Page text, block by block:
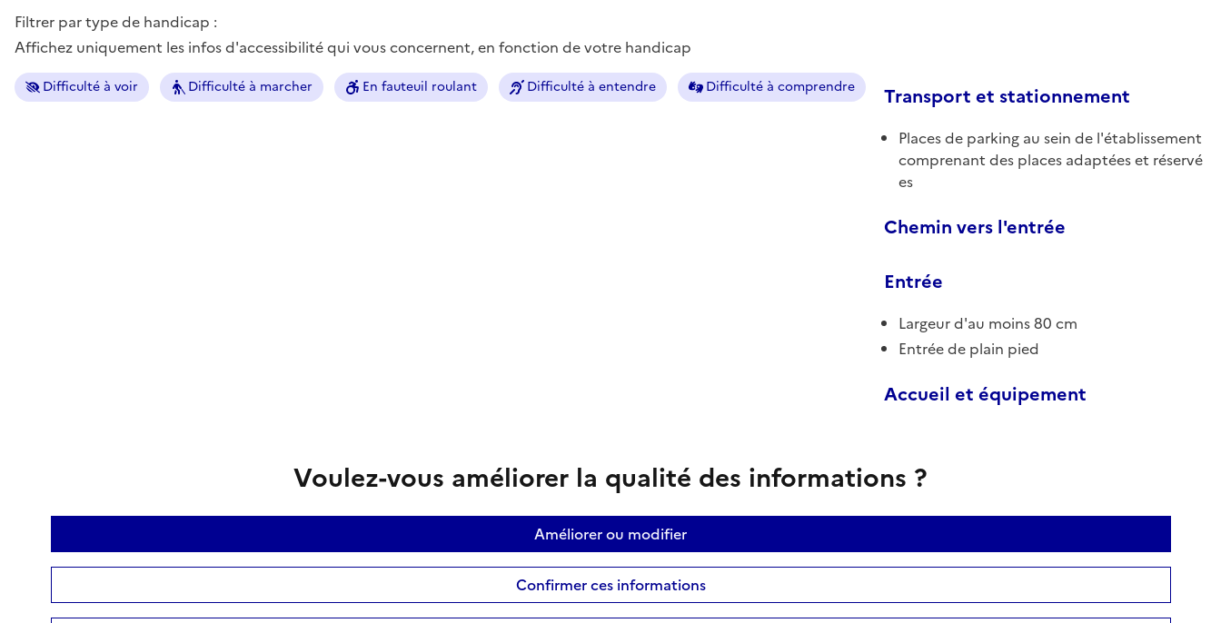
Filtrer par type de handicap :
Affichez uniquement les infos d'accessibilité qui vous concernent, en fonction de votre handicap
Difficulté à voir Difficulté à marcher En fauteuil roulant Difficulté à entendre Difficulté à comprendre Transport et stationnement
Places de parking au sein de l'établissement
comprenant des places adaptées et réservé
es
Chemin vers l'entrée
Entrée
Largeur d'au moins 80 cm
Entrée de plain pied
Accueil et équipement
Voulez-vous améliorer la qualité des informations ?
Améliorer ou modifier
Confirmer ces informations